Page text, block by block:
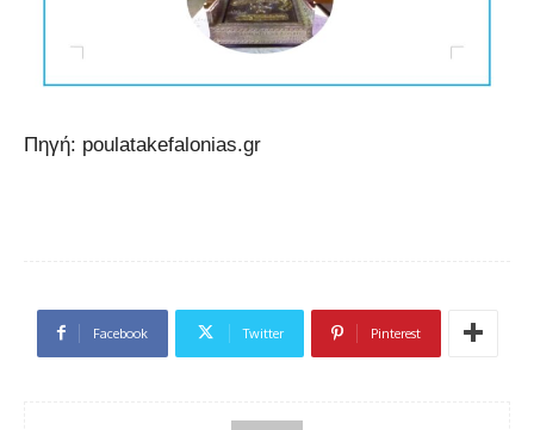
Πηγή: poulatakefalonias.gr
Facebook Twitter Pinterest